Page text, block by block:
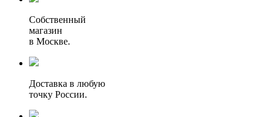
Собственный
магазин
в Москве.
Доставка в любую
точку России.